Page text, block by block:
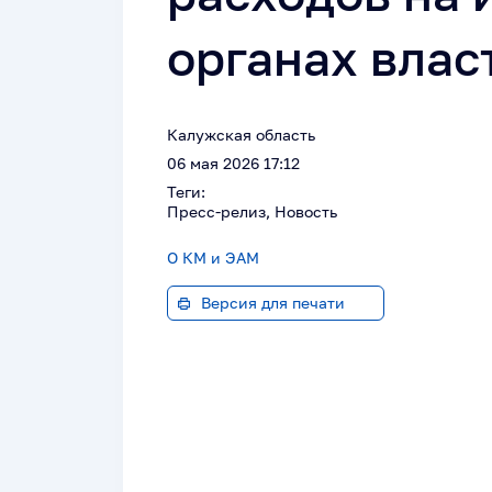
органах
Калужская область
06 мая 2026 17:12
Теги:
Пресс-релиз, Новость
О КМ и ЭАМ
Версия для печати